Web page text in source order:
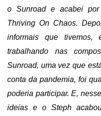
o Sunroad e acabei
Thriving On Chaos.
informais que
trabalhando nas
Sunroad, uma vez que
conta da pandemia, foi
poderia participar. E,
ideias e o Steph